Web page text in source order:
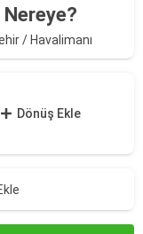
Nereye?
/ Havalimanı
Dönüş Ekle